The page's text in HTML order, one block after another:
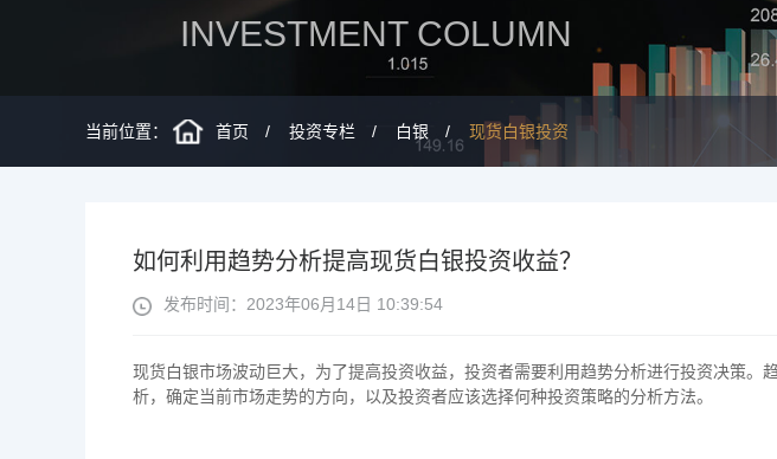
INVESTMENT COLUMN
当前位置： 首页 投资专栏 白银 现货白银投资
如何利用趋势分析提高现货白银投资收益？
发布时间：2023年06月14日 10:39:54
现货白银市场波动巨大，为了提高投资收益，投资者需要利用趋势分析进行投资决策。
析，确定当前市场走势的方向，以及投资者应该选择何种投资策略的分析方法。